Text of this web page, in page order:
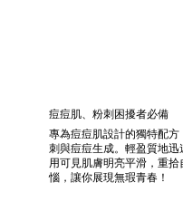
痘痘肌、粉刺困擾者必備
專為痘痘肌設計的獨特配
刺與痘痘生成。輕盈質地
用可見肌膚明亮平滑，重
惱，讓你展現無瑕青春！